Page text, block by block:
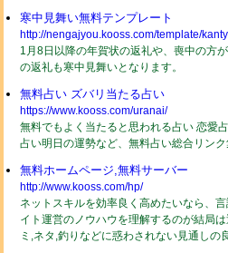
寒中見舞い無料テンプレート
http://nengajyou.kooss.com/template/
1月8日以降の年賀状の返礼や、喪中の方
の返礼も寒中見舞いとなります。
無料占い ズバリ当たる占い
https://www.kooss.com/uranai/
無料でもよく当たると思われる占い 恋愛
占い明日の運勢など、無料占い総合リンク
無料ホームページ,無料サーバー
http://www.kooss.com/hp/
ネットスキルを効率良く高めたいなら、
イト運営のノウハウを理解するのが結局
ミ,ネタ,釣りなどに惑わされない見通しの